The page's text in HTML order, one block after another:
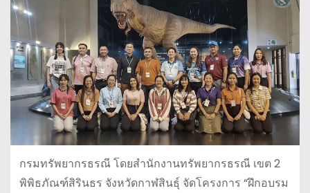
กรมทรัพยากรธรณี โดยสำนักงานทรัพยากรธรณี เขต 2
พิพิธภัณฑ์สิรินธร จังหวัดกาฬสินธุ์ จัดโครงการ “ฝึกอบรม